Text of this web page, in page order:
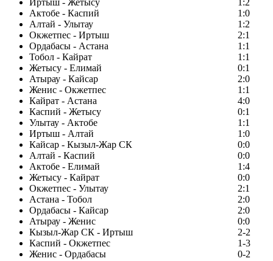
Иртыш - Жетысу
1:2
Актобе - Каспий
1:0
Алтай - Улытау
1:2
Окжетпес - Иртыш
2:1
Ордабасы - Астана
1:1
Тобол - Кайрат
1:1
Жетысу - Елимай
0:1
Атырау - Кайсар
2:0
Женис - Окжетпес
1:1
Кайрат - Астана
4:0
Каспий - Жетысу
0:1
Улытау - Актобе
1:1
Иртыш - Алтай
1:0
Кайсар - Кызыл-Жар СК
0:0
Алтай - Каспий
0:0
Актобе - Елимай
1:4
Жетысу - Кайрат
0:0
Окжетпес - Улытау
2:1
Астана - Тобол
2:0
Ордабасы - Кайсар
2:0
Атырау - Женис
0:0
Кызыл-Жар СК - Иртыш
2-2
Каспий - Окжетпес
1-3
Женис - Ордабасы
0-2